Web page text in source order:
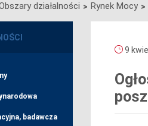
działalności > Rynek Mocy >
badawcza
9